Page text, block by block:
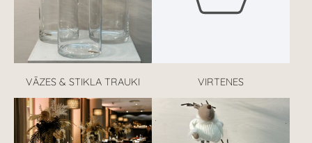
VĀZES & STIKLA TRAUKI VIRTENES